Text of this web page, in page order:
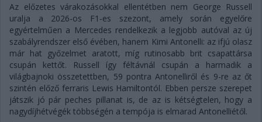
Az előzetes várakozásokkal ellentétben nem George Russell
uralja a 2026-os F1-es szezont, amely során egyelőre
egyértelműen a Mercedes rendelkezik a legjobb autóval az új
szabályrendszer első évében, hanem Kimi Antonelli: az ifjú olasz
már hat győzelmet aratott, míg rutinosabb brit csapattársa
csupán kettőt. Russell így féltávnál csupán a harmadik a
világbajnoki összetettben, 59 pontra Antonelliről és 9-re az őt
szintén előző ferraris Lewis Hamiltontól. Ebben persze szerepet
játszik jó pár peches pillanat is, de az is kétségtelen, hogy a
nagydíjhétvégék többségén a tempója is elmarad Antonelliétől.